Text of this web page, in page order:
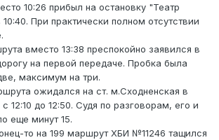
10:26 прибыл на остановку "Театр
При практически полном отсутствии
вместо 13:38 преспокойно заявился в
на первой передаче. Пробка была
максимум на три.
ожидался на ст. м.Сходненская в
12:10 до 12:50. Судя по разговорам, его и
еще минут 15.
то на 199 маршрут ХБИ №11246 тащился